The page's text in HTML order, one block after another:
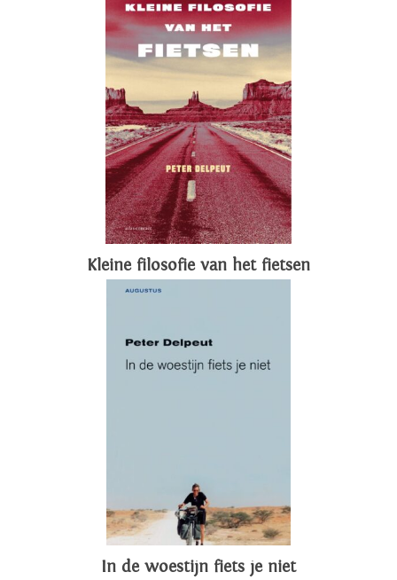
Kleine filosofie van het fietsen
In de woestijn fiets je niet